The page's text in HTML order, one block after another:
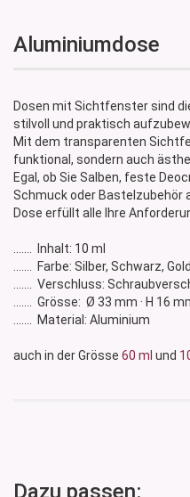
Aluminiumdose
Dosen mit Sichtfenster sind
stilvoll und praktisch
Mit dem transparenten
funktional, sondern auch
Egal, ob Sie Salben, feste
Schmuck oder Bastelzubehör
Dose erfüllt alle Ihre
....... Inhalt: 10 ml
....... Farbe: Silber, Schwarz, Gold
....... Verschluss:
....... Grösse: Ø 33 mm · H 16
....... Material: Aluminium
auch in der Grösse 60 ml und
Dazu passen: